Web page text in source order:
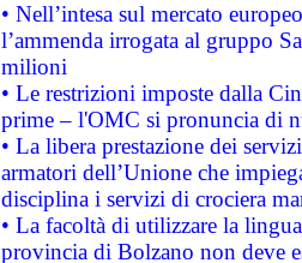
• Nell’intesa sul mercato
l’ammenda irrogata al gruppo
milioni
• Le restrizioni imposte dalla
prime – l'OMC si pronuncia di
• La libera prestazione dei
armatori dell’Unione che
disciplina i servizi di crociera
• La facoltà di utilizzare la
provincia di Bolzano non deve